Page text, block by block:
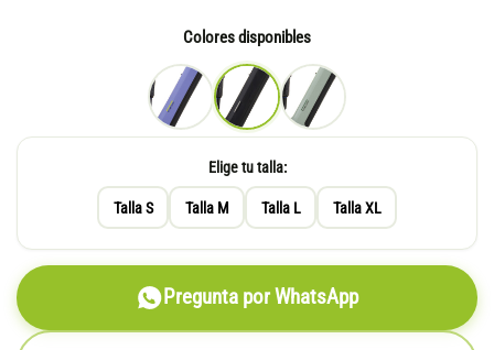
Colores disponibles
Elige tu talla:
Talla S Talla M Talla L Talla XL
Pregunta por WhatsApp